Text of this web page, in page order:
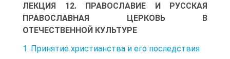
ЛЕКЦИЯ 12. ПРАВОСЛАВИЕ И РУССКАЯ
ПРАВОСЛАВНАЯ ЦЕРКОВЬ В
ОТЕЧЕСТВЕННОЙ КУЛЬТУРЕ
1. Принятие христианства и его последствия